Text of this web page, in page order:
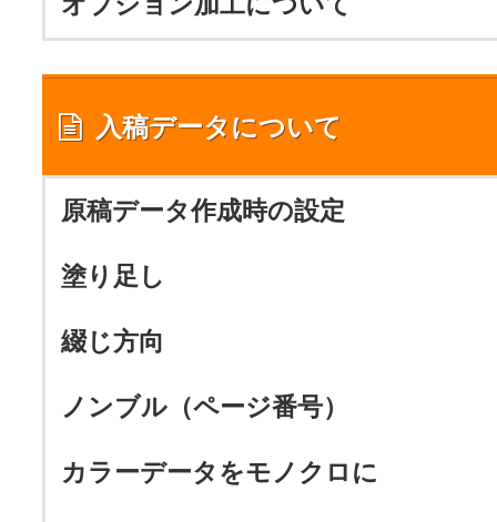
入稿データについて
原稿データ作成時の設定
塗り足し
綴じ方向
ノンブル（ページ番号）
カラーデータをモノクロに